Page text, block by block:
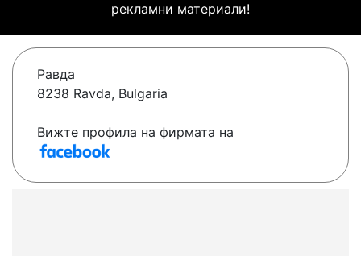
рекламни материали!
Равда
8238 Ravda, Bulgaria
Вижте профила на фирмата на